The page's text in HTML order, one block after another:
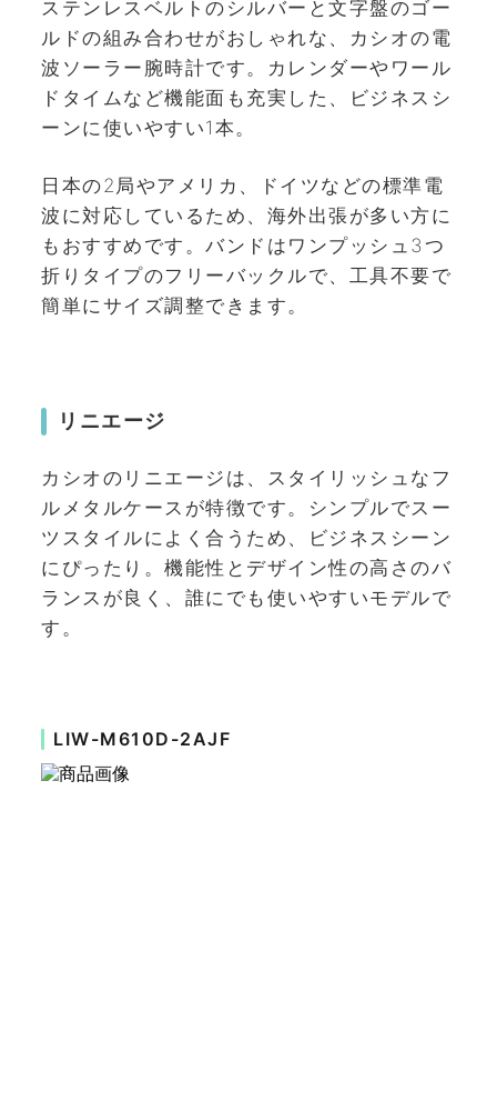
ステンレスベルトのシルバーと文字盤のゴー
ルドの組み合わせがおしゃれな、カシオの電
波ソーラー腕時計です。カレンダーやワール
ドタイムなど機能面も充実した、ビジネスシ
ーンに使いやすい1本。
日本の2局やアメリカ、ドイツなどの標準電
波に対応しているため、海外出張が多い方に
もおすすめです。バンドはワンプッシュ3つ
折りタイプのフリーバックルで、工具不要で
簡単にサイズ調整できます。
リニエージ
カシオのリニエージは、スタイリッシュなフ
ルメタルケースが特徴です。シンプルでスー
ツスタイルによく合うため、ビジネスシーン
にぴったり。機能性とデザイン性の高さのバ
ランスが良く、誰にでも使いやすいモデルで
す。
LIW-M610D-2AJF